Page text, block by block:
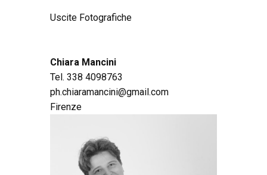
Uscite Fotografiche
Chiara Mancini
Tel. 338 4098763
ph.chiaramancini@gmail.com
Firenze